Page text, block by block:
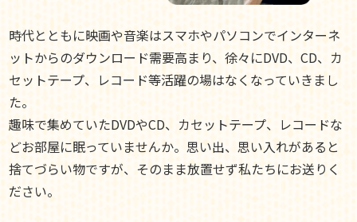
時代とともに映画や音楽はスマホやパソコンでインターネ
ットからのダウンロード需要高まり、徐々にDVD、CD、カ
セットテープ、レコード等活躍の場はなくなっていきまし
た。
趣味で集めていたDVDやCD、カセットテープ、レコードな
どお部屋に眠っていませんか。思い出、思い入れがあると
捨てづらい物ですが、そのまま放置せず私たちにお送りく
ださい。